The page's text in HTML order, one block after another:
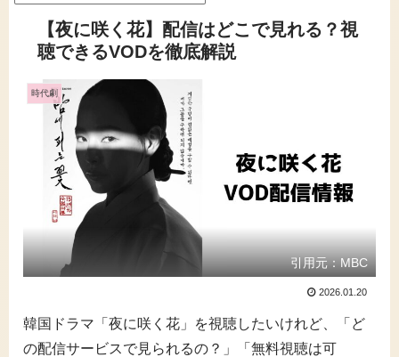
【夜に咲く花】配信はどこで見れる？視
聴できるVODを徹底解説
時代劇
引用元：MBC
2026.01.20
韓国ドラマ「夜に咲く花」を視聴したいけれど、「ど
の配信サービスで見られるの？」「無料視聴は可